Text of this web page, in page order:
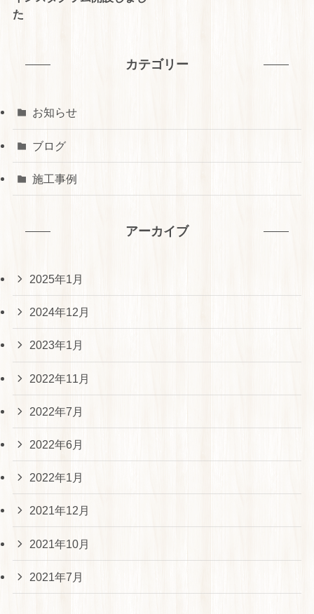
た
カテゴリー
お知らせ
ブログ
施工事例
アーカイブ
2025年1月
2024年12月
2023年1月
2022年11月
2022年7月
2022年6月
2022年1月
2021年12月
2021年10月
2021年7月